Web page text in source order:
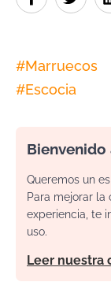
#Marruecos
#Escocia
Queremos un
Para mejorar
experiencia, te
uso.
Leer nuestra